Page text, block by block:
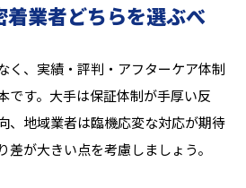
業者どちらを選ぶべ
く、実績・評判・アフターケア体制
です。大手は保証体制が手厚い反
、地域業者は臨機応変な対応が期待
差が大きい点を考慮しましょう。